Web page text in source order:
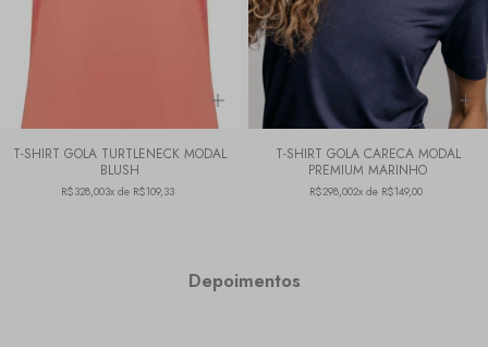
T-SHIRT GOLA TURTLENECK MODAL
BLUSH
R$328,003x de R$109,33
T-SHIRT GOLA CARECA MODAL
PREMIUM MARINHO
R$298,002x de R$149,00
Depoimentos